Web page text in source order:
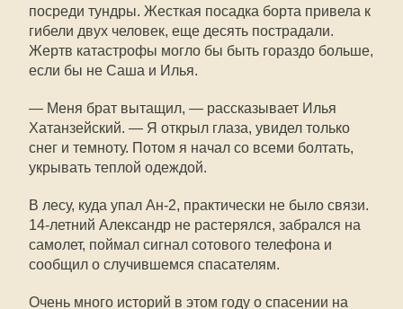
посреди тундры. Жесткая посадка борта привела к
гибели двух человек, еще десять пострадали.
Жертв катастрофы могло бы быть гораздо больше,
если бы не Саша и Илья.
— Меня брат вытащил, — рассказывает Илья
Хатанзейский. — Я открыл глаза, увидел только
снег и темноту. Потом я начал со всеми болтать,
укрывать теплой одеждой.
В лесу, куда упал Ан-2, практически не было связи.
14-летний Александр не растерялся, забрался на
самолет, поймал сигнал сотового телефона и
сообщил о случившемся спасателям.
Очень много историй в этом году о спасении на